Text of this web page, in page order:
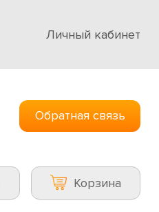
Личный кабинет
Обратная связь
Корзина